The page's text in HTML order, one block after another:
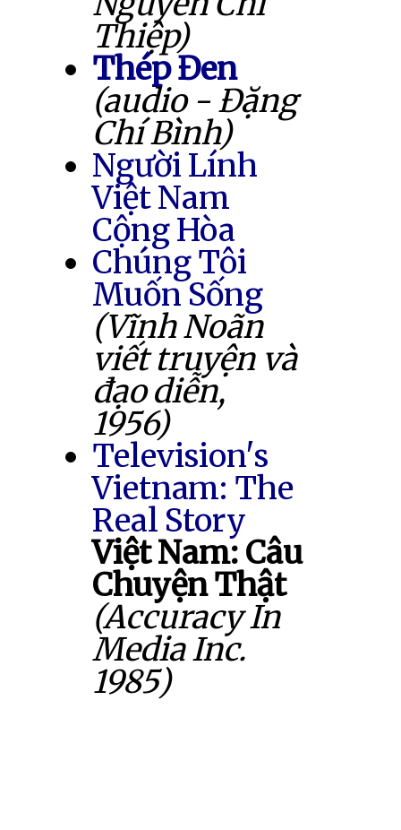
Thiệp)
Thép Đen
(audio - Đặng
Chí Bình)
Người Lính
Việt Nam
Cộng Hòa
Chúng Tôi
Muốn Sống
(Vĩnh Noãn
viết truyện và
đạo diễn,
1956)
Television's
Vietnam: The
Real Story
Việt Nam: Câu
Chuyện Thật
(Accuracy In
Media Inc.
1985)